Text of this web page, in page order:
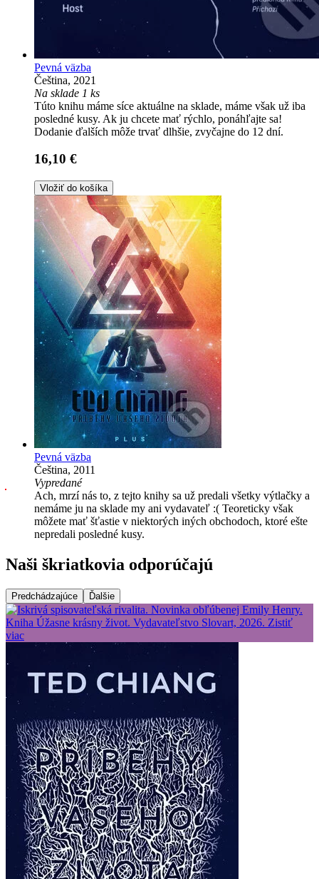
Pevná väzba
Čeština, 2021
Na sklade 1 ks
Túto knihu máme síce aktuálne na sklade, máme však už iba
posledné kusy. Ak ju chcete mať rýchlo, ponáhľajte sa!
Dodanie ďalších môže trvať dlhšie, zvyčajne do 12 dní.
16,10 €
Vložiť do košíka
Pevná väzba
Čeština, 2011
Vypredané
Ach, mrzí nás to, z tejto knihy sa už predali všetky výtlačky a
nemáme ju na sklade my ani vydavateľ :( Teoreticky však
môžete mať šťastie v niektorých iných obchodoch, ktoré ešte
nepredali posledné kusy.
Naši škriatkovia odporúčajú
Predchádzajúce Ďalšie